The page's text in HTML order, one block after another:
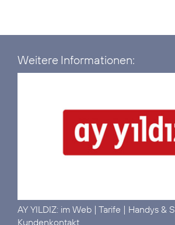
Weitere Informationen:
AY YILDIZ: im Web | Tarife | Handys &
Kundenkontakt